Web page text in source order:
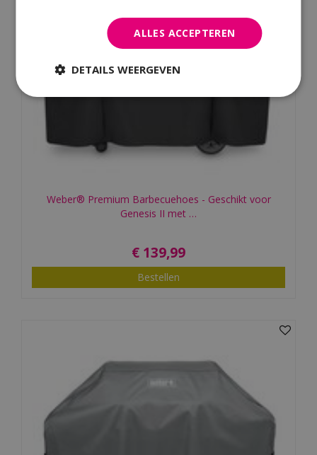
Weber® Premium Barbecuehoes - Geschikt voor
Genesis II met …
€ 139,99
Bestellen
ALLES ACCEPTEREN
DETAILS WEERGEVEN